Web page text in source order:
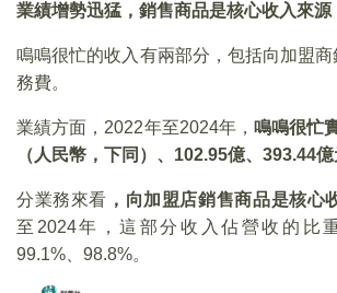
業績增勢迅猛，銷售商品是核心收入來源
鳴鳴很忙的收入有兩部分，包括向加盟
務費。
業績方面，2022年至2024年，鳴鳴很忙
（人民幣，下同）、102.95億、393.44億
分業務來看 ，向加盟店銷售商品是核心
至2024年，這部分收入佔營收的比
99.1%、98.8%。